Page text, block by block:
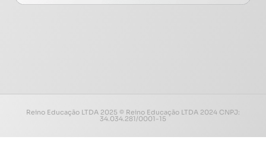
Reino Educação LTDA 2025 © Reino Educação LTDA 2024 CNPJ:
34.034.281/0001-15